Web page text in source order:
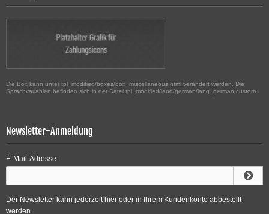
Die Box kann unter tpl_modified/boxes/box_miscellaneous.html verändert werden. Die
Sprachvariablen befinden sich in der Datei tpl_modified/lang/german/lang_german.custom.
Newsletter-Anmeldung
E-Mail-Adresse:
Der Newsletter kann jederzeit hier oder in Ihrem Kundenkonto abbestellt
werden.